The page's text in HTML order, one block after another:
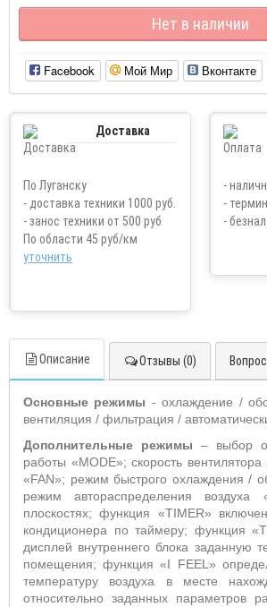
Нет в наличии
Facebook Мой Мир Вконтакте
Доставка
По Луганску
- доставка техники 1000 руб.
- занос техники от 500 руб
По области 45 руб/км
уточнить
-
-
-
Описание Отзывы (0)
Основные режимы - охлаждение /
вентиляция / фильтрация /
Дополнительные режимы – выбор
работы «MODE»;скорость
«FAN»; режим быстрого охлаждения /
режим автораспределения воздуха
плоскостях;функция «TIMER»
кондиционера по таймеру; функция «
дисплей внутреннего блока заданную
помещения; функция «I FEEL»
температуру воздуха в месте
относительно заданных параметров